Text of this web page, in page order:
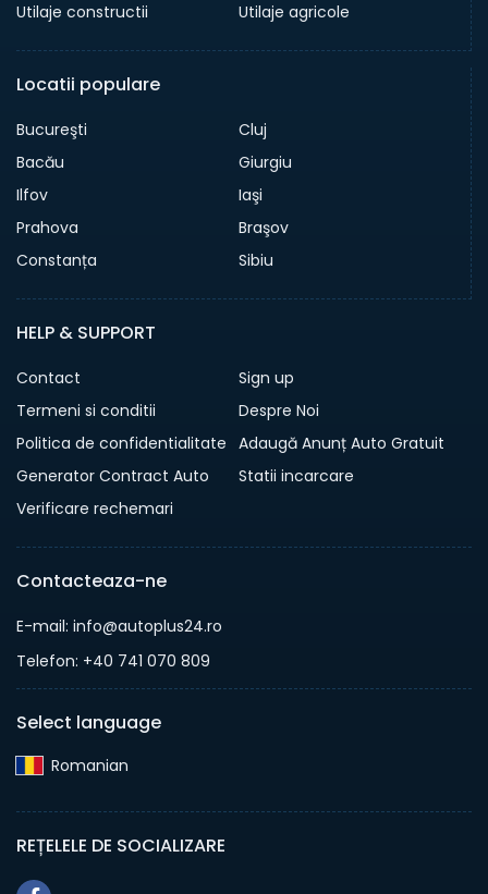
Utilaje constructii
Utilaje agricole
Locatii populare
Bucureşti
Cluj
Bacău
Giurgiu
Ilfov
Iaşi
Prahova
Braşov
Constanța
Sibiu
HELP & SUPPORT
Contact
Sign up
Termeni si conditii
Despre Noi
Politica de confidentialitate Adaugă Anunț Auto Gratuit
Generator Contract Auto
Statii incarcare
Verificare rechemari
Contacteaza-ne
E-mail: info@autoplus24.ro
Telefon: +40 741 070 809
Select language
Romanian‎
REȚELELE DE SOCIALIZARE